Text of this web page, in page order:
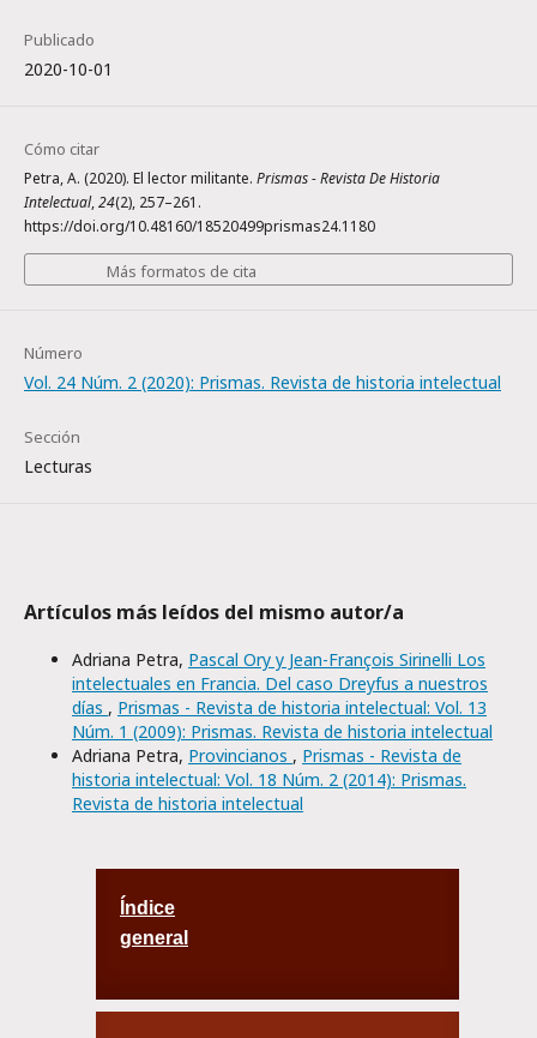
Publicado
2020-10-01
Cómo citar
Petra, A. (2020). El lector militante. Prismas - Revista De Historia
Intelectual,24(2), 257–261.
https://doi.org/10.48160/18520499prismas24.1180
Más formatos de cita
Número
Vol. 24 Núm. 2 (2020): Prismas. Revista de historia intelectual
Sección
Lecturas
Artículos más leídos del mismo autor/a
Adriana Petra, Pascal Ory y Jean-François Sirinelli Los
intelectuales en Francia. Del caso Dreyfus a nuestros
días , Prismas - Revista de historia intelectual: Vol. 13
Núm. 1 (2009): Prismas. Revista de historia intelectual
Adriana Petra, Provincianos , Prismas - Revista de
historia intelectual: Vol. 18 Núm. 2 (2014): Prismas.
Revista de historia intelectual
Índice
general